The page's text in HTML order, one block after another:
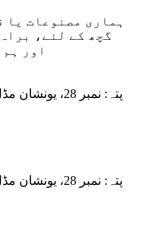
ہماری مصنوعات یا
گچھ کے لئے،
اور ہم 24 گھنٹوں کے اندر رابطے میں رہیں گے۔
پتہ: نمبر 28،
پتہ: نمبر 28،